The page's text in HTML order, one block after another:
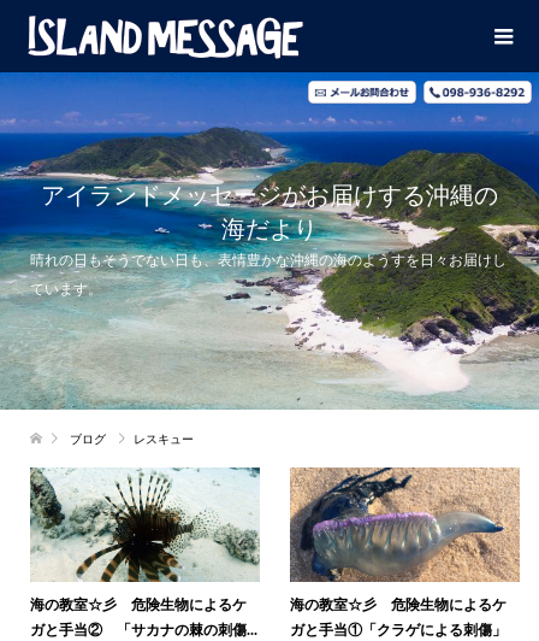
アイランドメッセージがお届けする沖縄の
海だより
晴れの日もそうでない日も、表情豊かな沖縄の海のようすを日々お届けし
ています。
ブログ レスキュー
海の教室☆彡 危険生物によるケ
ガと手当② 「サカナの棘の刺傷...
海の教室☆彡 危険生物によるケ
ガと手当①「クラゲによる刺傷」